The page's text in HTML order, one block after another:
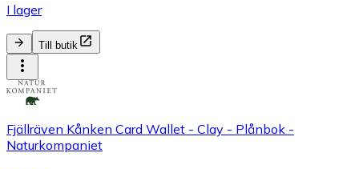
I lager
Till butik
Fjällräven Kånken Card Wallet - Clay - Plånbok -
Naturkompaniet